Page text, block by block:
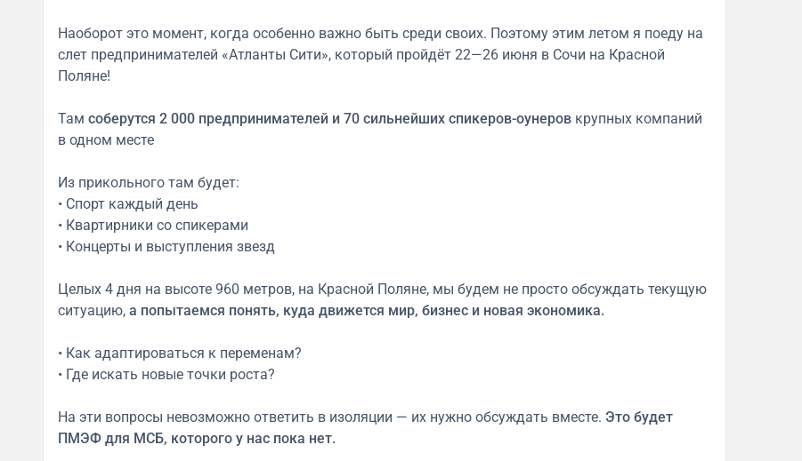
Наоборот это момент, когда особенно важно быть среди своих. Поэтому этим летом я поеду на
слет предпринимателей «Атланты Сити», который пройдёт 22—26 июня в Сочи на Красной
Поляне!
Там соберутся 2 000 предпринимателей и 70 сильнейших спикеров-оунеров крупных компаний
в одном месте
Из прикольного там будет:
• Спорт каждый день
• Квартирники со спикерами
• Концерты и выступления звезд
Целых 4 дня на высоте 960 метров, на Красной Поляне, мы будем не просто обсуждать текущую
ситуацию, а попытаемся понять, куда движется мир, бизнес и новая экономика.
• Как адаптироваться к переменам?
• Где искать новые точки роста?
На эти вопросы невозможно ответить в изоляции — их нужно обсуждать вместе. Это будет
ПМЭФ для МСБ, которого у нас пока нет.